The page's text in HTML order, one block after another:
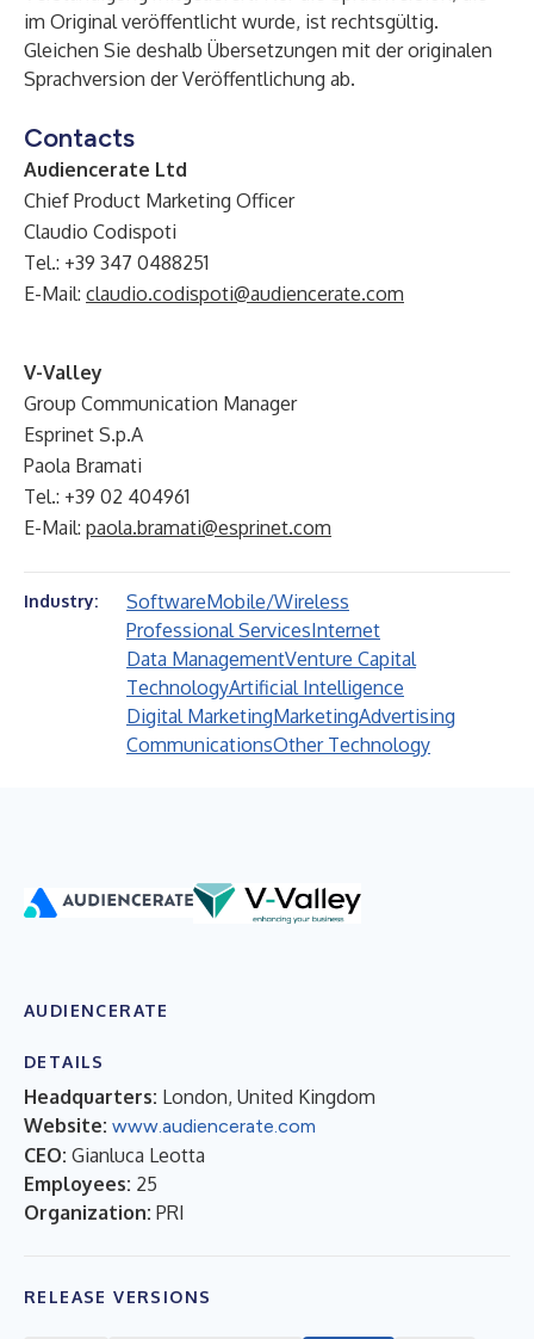
im Original veröffentlicht wurde, ist rechtsgültig.
Gleichen Sie deshalb Übersetzungen mit der originalen
Sprachversion der Veröffentlichung ab.
Contacts
Audiencerate Ltd
Chief Product Marketing Officer
Claudio Codispoti
Tel.: +39 347 0488251
E-Mail: claudio.codispoti@audiencerate.com
V-Valley
Group Communication Manager
Esprinet S.p.A
Paola Bramati
Tel.: +39 02 404961
E-Mail: paola.bramati@esprinet.com
Industry: SoftwareMobile/Wireless
Professional ServicesInternet
Data ManagementVenture Capital
TechnologyArtificial Intelligence
Digital MarketingMarketingAdvertising
CommunicationsOther Technology
AUDIENCERATE
DETAILS
Headquarters: London, United Kingdom
Website: www.audiencerate.com
CEO: Gianluca Leotta
Employees: 25
Organization: PRI
RELEASE VERSIONS